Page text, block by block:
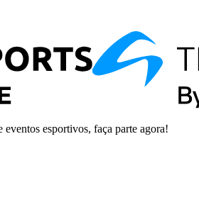
esportivos, faça parte agora!